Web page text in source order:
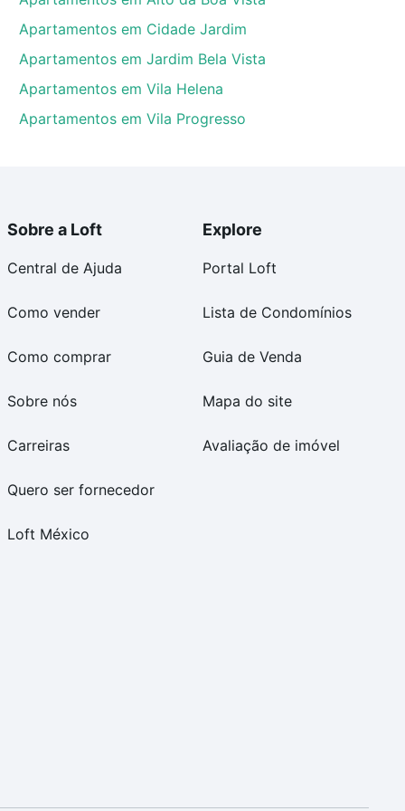
Apartamentos em Cidade Jardim
Apartamentos em Jardim Bela Vista
Apartamentos em Vila Helena
Apartamentos em Vila Progresso
Sobre a Loft
Central de Ajuda
Como vender
Como comprar
Sobre nós
Carreiras
Quero ser fornecedor
Loft México
Explore
Portal Loft
Lista de Condomínios
Guia de Venda
Mapa do site
Avaliação de imóvel